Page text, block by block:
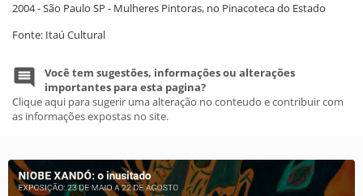
2004 - São Paulo SP - Mulheres Pintoras, no Pinacoteca do Estado
Fonte: Itaú Cultural
Você tem sugestões, informações ou alterações
importantes para esta pagina?
Clique aqui para sugerir uma alteração no conteudo e contribuir com
as informações expostas no site.